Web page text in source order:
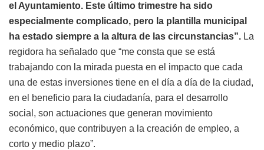
el Ayuntamiento. Este último trimestre ha sido
especialmente complicado, pero la plantilla municipal
ha estado siempre a la altura de las circunstancias”. La
regidora ha señalado que “me consta que se está
trabajando con la mirada puesta en el impacto que cada
una de estas inversiones tiene en el día a día de la ciudad,
en el beneficio para la ciudadanía, para el desarrollo
social, son actuaciones que generan movimiento
económico, que contribuyen a la creación de empleo, a
corto y medio plazo”.